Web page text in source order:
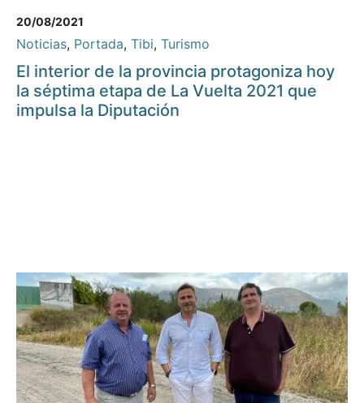
20/08/2021
Noticias, Portada, Tibi, Turismo
El interior de la provincia protagoniza hoy
la séptima etapa de La Vuelta 2021 que
impulsa la Diputación